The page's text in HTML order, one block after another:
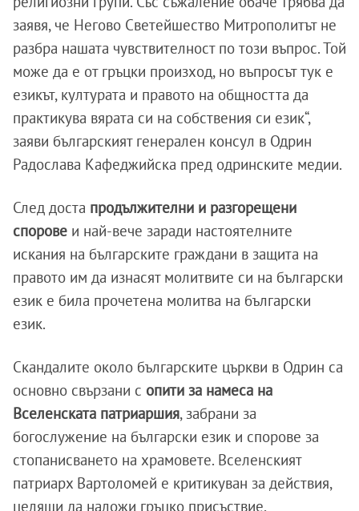
заявя, че Негово Светейшество Митрополитът не
разбра нашата чувствителност по този въпрос. Той
може да е от гръцки произход, но въпросът тук е
езикът, културата и правото на общността да
практикува вярата си на собствения си език“,
заяви българският генерален консул в Одрин
Радослава Кафеджийска пред одринските медии.
След доста продължителни и разгорещени
спорове и най-вече заради настоятелните
искания на българските граждани в защита на
правото им да изнасят молитвите си на български
език е била прочетена молитва на български
език.
Скандалите около българските църкви в Одрин са
основно свързани с опити за намеса на
Вселенската патриаршия, забрани за
богослужение на български език и спорове за
стопанисването на храмовете. Вселенският
патриарх Вартоломей е критикуван за действия,
целящи да наложи гръцко присъствие,